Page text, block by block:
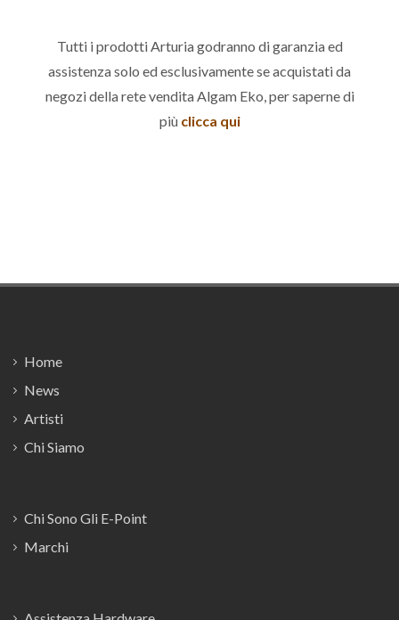
Tutti i prodotti Arturia godranno di garanzia ed
assistenza solo ed esclusivamente se acquistati da
negozi della rete vendita Algam Eko, per saperne di
più clicca qui
Home
News
Artisti
Chi Siamo
Chi Sono Gli E-Point
Marchi